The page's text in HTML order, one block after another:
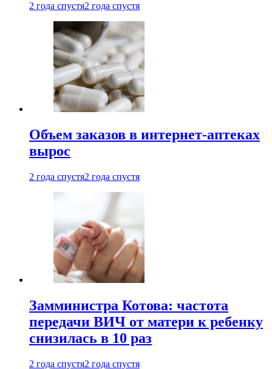
2 года спустя2 года спустя
Объем заказов в интернет-аптеках
вырос
2 года спустя2 года спустя
Замминистра Котова: частота
передачи ВИЧ от матери к ребенку
снизилась в 10 раз
2 года спустя2 года спустя